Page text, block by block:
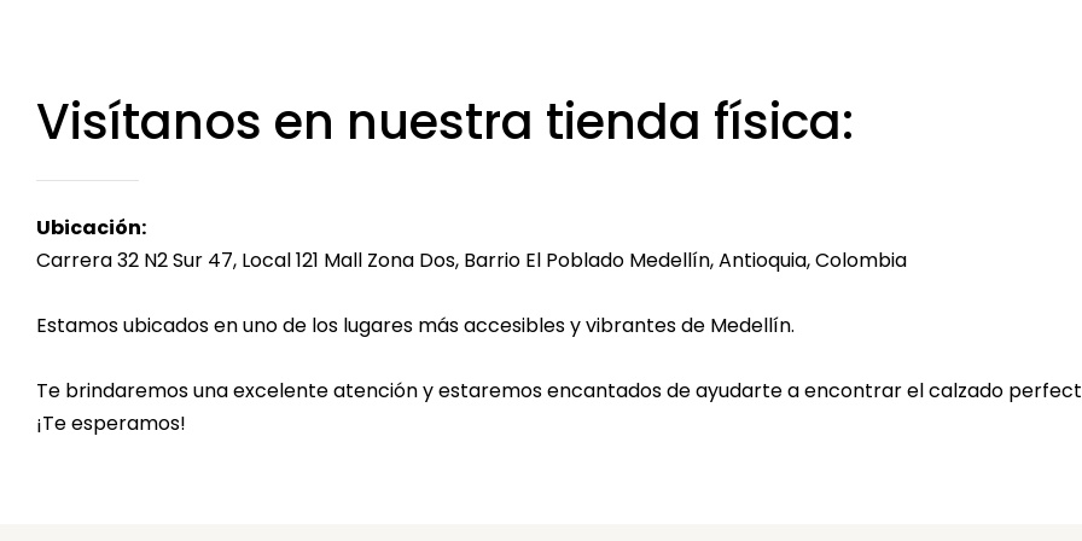
Visítanos en nuestra tienda física:
Ubicación:
Carrera 32 N2 Sur 47, Local 121 Mall Zona Dos, Barrio El Poblado Medellín, Antioquia, Colombia
Estamos ubicados en uno de los lugares más accesibles y vibrantes de Medellín.
Te brindaremos una excelente atención y estaremos encantados de ayudarte a encontrar el calzado
¡Te esperamos!